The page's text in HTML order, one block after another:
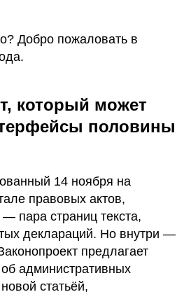
Добро пожаловать в
который может
половины
14 ноября на
правовых актов,
пара страниц текста,
деклараций. Но внутри —
предлагает
административных
статьёй,